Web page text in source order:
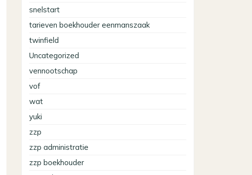
snelstart
tarieven boekhouder eenmanszaak
twinfield
Uncategorized
vennootschap
vof
wat
yuki
zzp
zzp administratie
zzp boekhouder